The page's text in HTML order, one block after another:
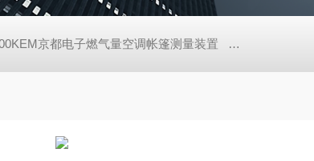
京都电子燃气量空调帐篷测量装置 MD-Win日本